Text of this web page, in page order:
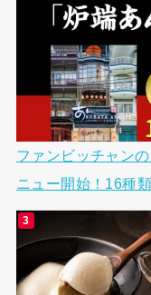
ファンビッチャン
ニュー開始！16種